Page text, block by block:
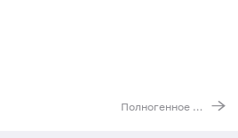
Полногенное молекулярно-генетическое исследование при врожденном ангионевротическом отеке (ген SERPING1)